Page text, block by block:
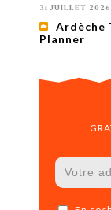
31 JUILLET 2026
Ardèche
Planner